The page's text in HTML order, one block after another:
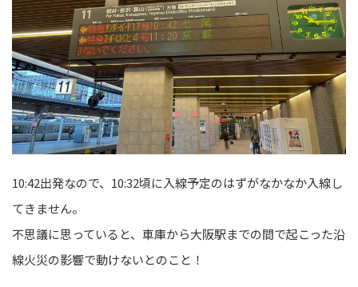
10:42出発なので、10:32頃に入線予定のはずがなかなか入線し
てきません。
不思議に思っていると、車庫から大阪駅までの間で起こった沿
線火災の影響で動けないとのこと！